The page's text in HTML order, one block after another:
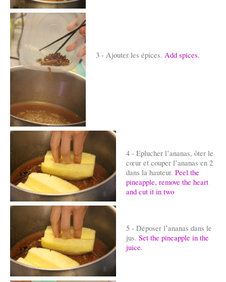
3 - Ajouter les épices. Add spices.
4 - Eplucher l’ananas, ôter le
cœur et couper l’ananas en 2
dans la hauteur. Peel the
pineapple, remove the heart
and cut it in two
5 - Déposer l’ananas dans le
jus. Set the pineapple in the
juice.